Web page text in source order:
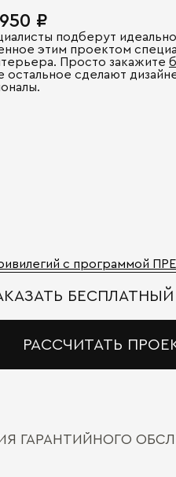
₽
подберут
этим проектом
Просто закажите
остальное сделают
с программой
РАССЧИТАТЬ
ГАРАНТИЙНОГО